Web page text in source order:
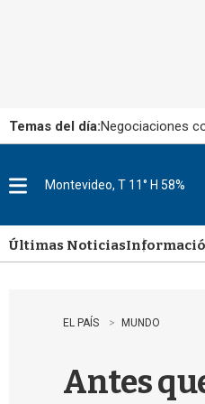
Temas del día:Negociaciones
u
Montevideo, T 11° H 58%
Últimas Noticias
EL PAÍS MUNDO
Antes